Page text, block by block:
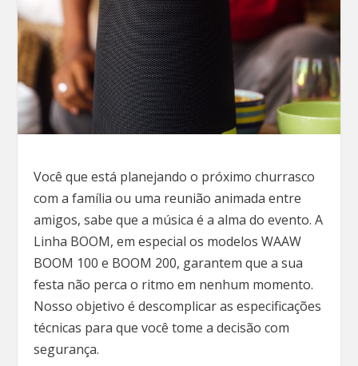
Você que está planejando o próximo churrasco
com a família ou uma reunião animada entre
amigos, sabe que a música é a alma do evento. A
Linha BOOM, em especial os modelos WAAW
BOOM 100 e BOOM 200, garantem que a sua
festa não perca o ritmo em nenhum momento.
Nosso objetivo é descomplicar as especificações
técnicas para que você tome a decisão com
segurança.